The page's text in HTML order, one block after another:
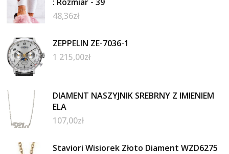
48,36zł
ZEPPELIN ZE-7036-1
1 215,00zł
DIAMENT NASZYJNIK SREBRNY Z IMIENIEM
ELA
107,00zł
Staviori Wisiorek Złoto Diament WZD6275